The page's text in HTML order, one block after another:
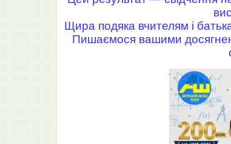
Щира подяка вчителям і
Пишаємося вашими